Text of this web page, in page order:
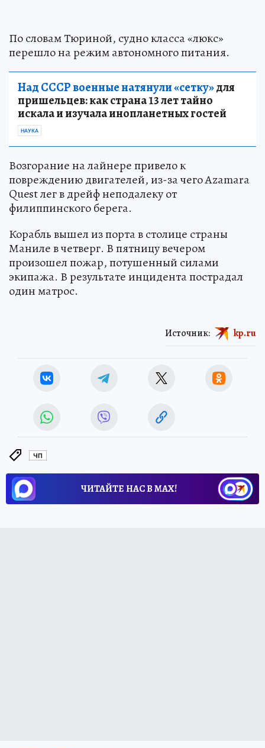
По словам Тюриной, судно класса «люкс»
перешло на режим автономного питания.
Над СССР военные натянули «сетку»для
пришельцев: как страна 13 лет тайно
искала и изучала инопланетных гостей
НАУКА
Возгорание на лайнере привело к
повреждению двигателей, из-за чего Azamara
Quest лег в дрейф неподалеку от
филиппинского берега.
Корабль вышел из порта в столице страны
Маниле в четверг. В пятницу вечером
произошел пожар, потушенный силами
экипажа. В результате инцидента пострадал
один матрос.
Источник: kp.ru
ЧП
ЧИТАЙТЕ НАС В МАХ!